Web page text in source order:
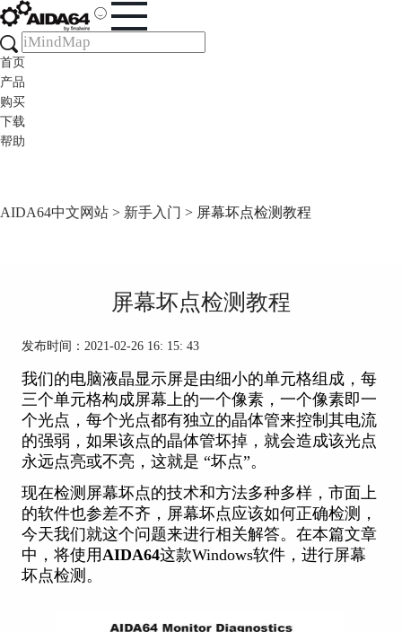
首页
产品
购买
下载
帮助
AIDA64中文网站 > 新手入门 > 屏幕坏点检测教程
屏幕坏点检测教程
发布时间：2021-02-26 16: 15: 43
我们的电脑液晶显示屏是由细小的单元格组成，每
三个单元格构成屏幕上的一个像素，一个像素即一
个光点，每个光点都有独立的晶体管来控制其电流
的强弱，如果该点的晶体管坏掉，就会造成该光点
永远点亮或不亮，这就是 “坏点”。
现在检测屏幕坏点的技术和方法多种多样，市面上
的软件也参差不齐，屏幕坏点应该如何正确检测，
今天我们就这个问题来进行相关解答。在本篇文章
中，将使用 AIDA64这款Windows软件，进行屏幕
坏点检测。